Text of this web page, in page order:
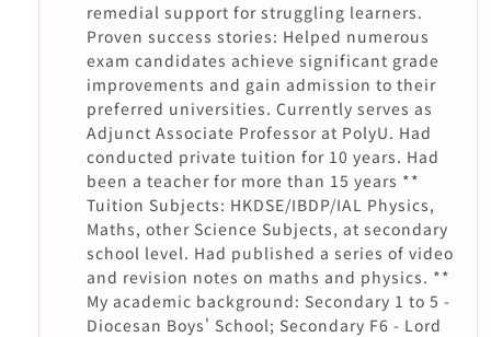
remedial support for struggling learners.
Proven success stories: Helped numerous
exam candidates achieve significant grade
improvements and gain admission to their
preferred universities. Currently serves as
Adjunct Associate Professor at PolyU. Had
conducted private tuition for 10 years. Had
been a teacher for more than 15 years **
Tuition Subjects: HKDSE/IBDP/IAL Physics,
Maths, other Science Subjects, at secondary
school level. Had published a series of video
and revision notes on maths and physics. **
My academic background: Secondary 1 to 5 -
Diocesan Boys' School; Secondary F6 - Lord